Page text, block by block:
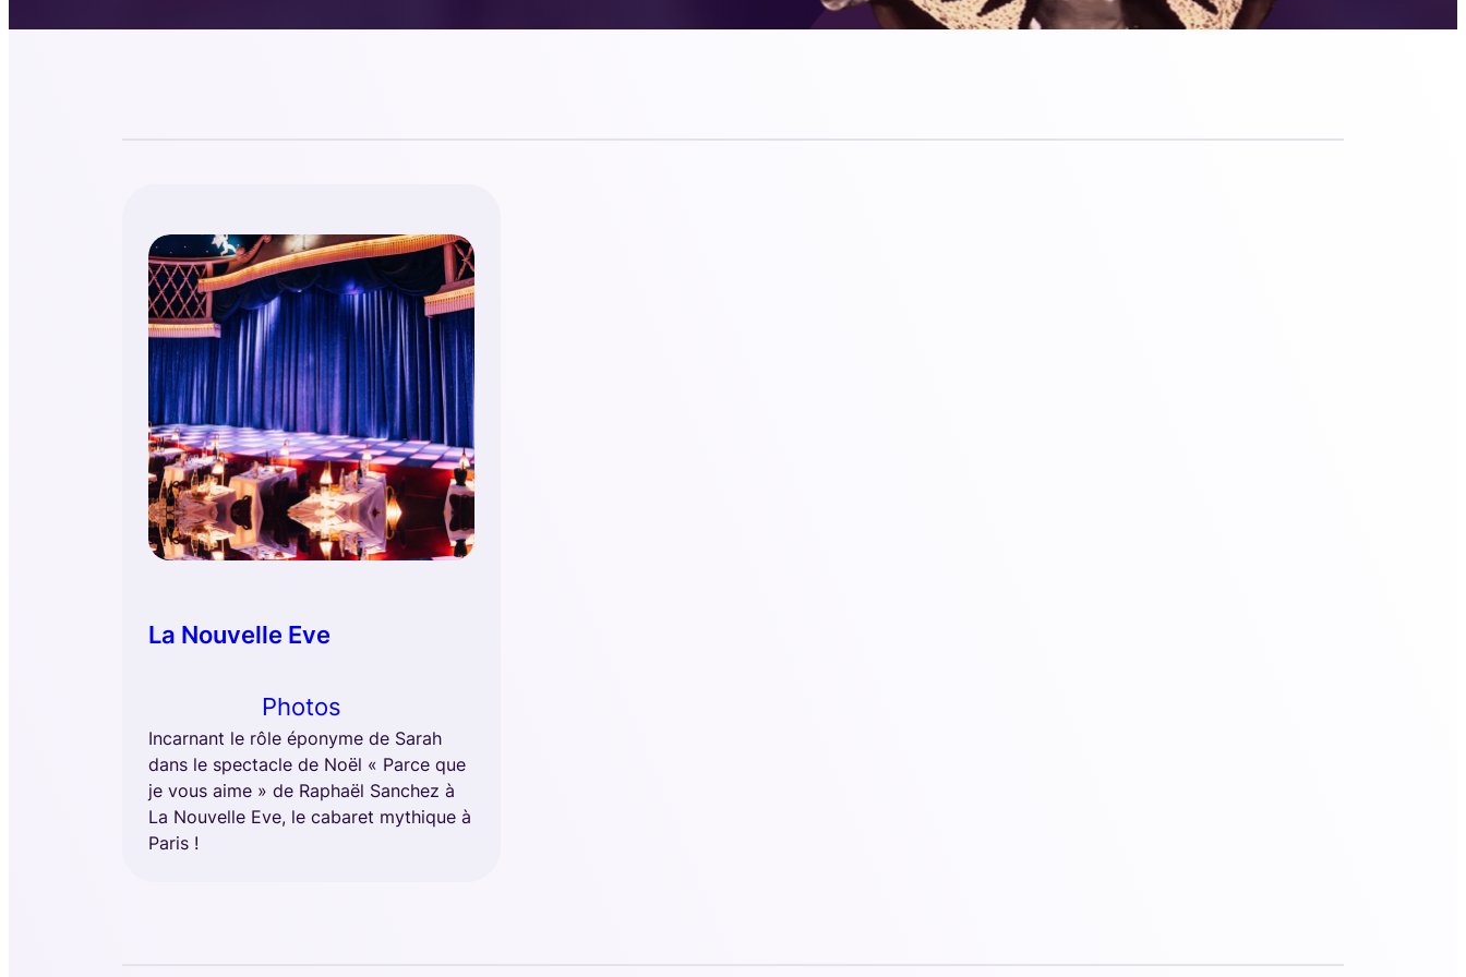
La Nouvelle Eve
Photos
Incarnant le rôle éponyme de Sarah
dans le spectacle de Noël « Parce que
je vous aime » de Raphaël Sanchez à
La Nouvelle Eve, le cabaret mythique à
Paris !